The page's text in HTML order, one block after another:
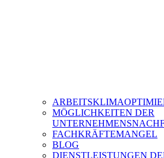
MÖGLICHKEITEN DER
FACHKRÄFTEMANGEL
BLOG
DIENSTLEISTUNGEN